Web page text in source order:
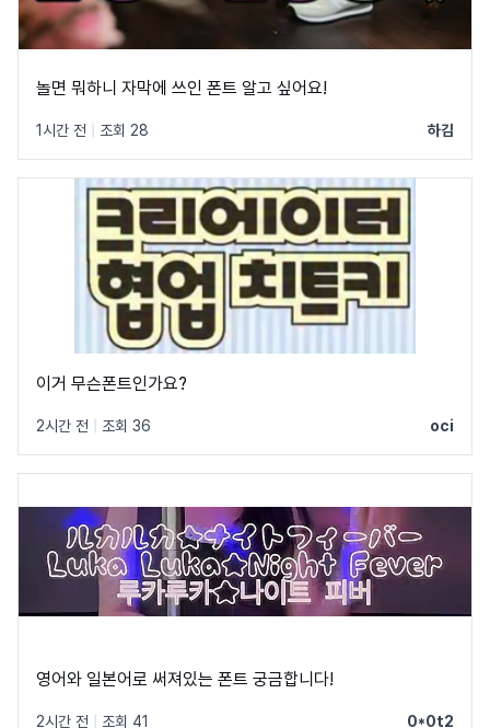
놀면 뭐하니 자막에 쓰인 폰트 알고 싶어요!
1시간 전 조회 28 하김
이거 무슨폰트인가요?
2시간 전 조회 36 oci
영어와 일본어로 써져있는 폰트 궁금합니다!
2시간 전 조회 41 0*0t2